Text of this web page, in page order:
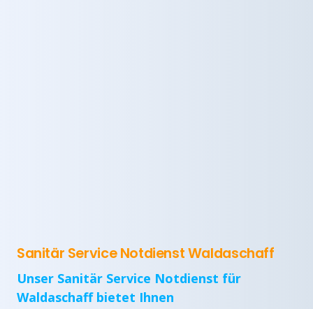
Sanitär Service Notdienst Waldaschaff
Unser Sanitär Service Notdienst für
Waldaschaff bietet Ihnen